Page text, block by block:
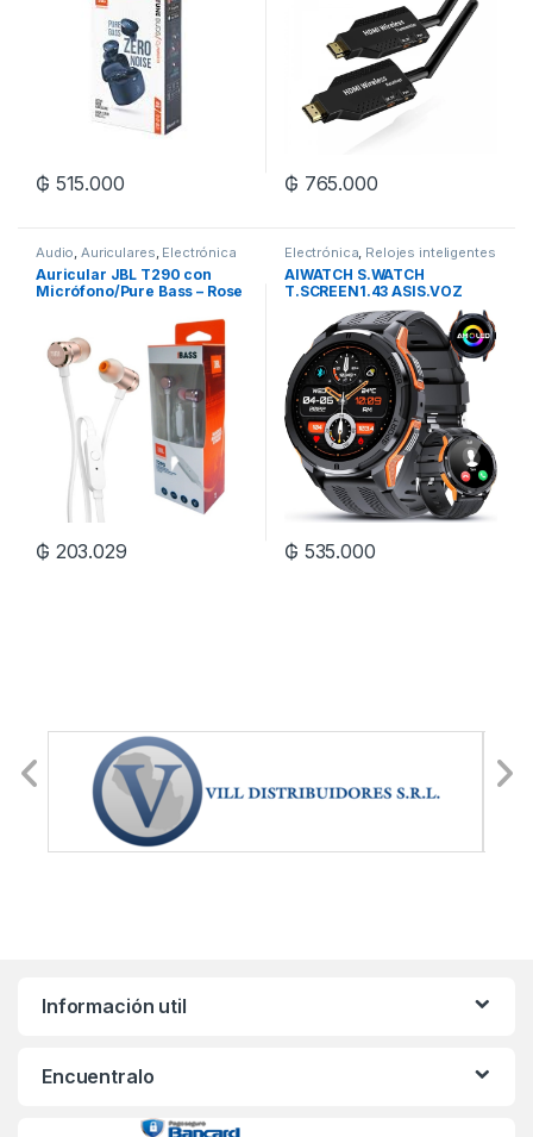
₲ 515.000 ₲ 765.000
Audio,Auriculares, Electrónica
Auricular JBL T290 con
Micrófono/Pure Bass – Rose
₲ 203.029
Electrónica, Relojes inteligentes
AIWATCH S.WATCH
T.SCREEN1.43 ASIS.VOZ
₲ 535.000
Información util
Encuentralo